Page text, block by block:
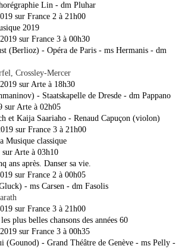
Lin - dm Pluhar
sur France 2 à 21h00
2019
sur France 3 à 00h30
(Berlioz) - Opéra de Paris - ms Hermanis - dm
Crossley-Mercer
sur Arte à 18h30
- Staatskapelle de Dresde - dm Pappano
sur Arte à 02h05
et Kaija Saariaho - Renaud Capuçon (violon)
sur France 3 à 21h00
Musique classique
Arte à 03h10
ans après. Danser sa vie.
sur France 2 à 00h05
- ms Carsen - dm Fasolis
sur France 3 à 21h00
plus belles chansons des années 60
sur France 3 à 00h35
(Gounod) - Grand Théâtre de Genève - ms Pelly -